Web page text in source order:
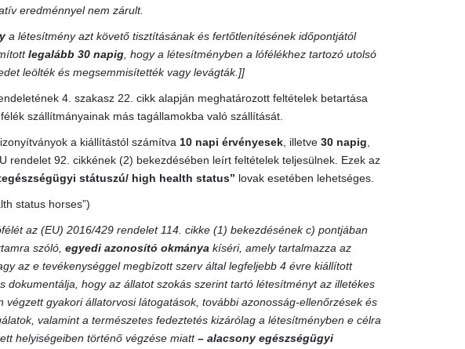
eredménnyel nem zárult.
a létesítmény azt követő tisztításának és fertőtlenítésének időpontjától
legalább 30 napig, hogy a létesítményben a lófélékhez tartozó utolsó
leölték és megsemmisítették vagy levágták.]]
4. szakasz 22. cikk alapján meghatározott feltételek betartása
szállítmányainak más tagállamokba való szállítását.
a kiállítástól számítva 10 napi érvényesek, illetve 30 napig,
rendelet 92. cikkének (2) bekezdésében leírt feltételek teljesülnek. Ezek az
státuszú/ high health status” lovak esetében lehetséges.
status horses”)
az (EU) 2016/429 rendelet 114. cikke (1) bekezdésének c) pontjában
szóló, egyedi azonosító okmányakíséri, amely tartalmazza az
az e tevékenységgel megbízott szerv által legfeljebb 4 évre kiállított
dokumentálja, hogy az állatot szokás szerint tartó létesítményt az illetékes
végzett gyakori állatorvosi látogatások, további azonosság-ellenőrzések és
valamint a természetes fedeztetés kizárólag a létesítményben e célra
helyiségeiben történő végzése miatt– alacsony egészségügyi